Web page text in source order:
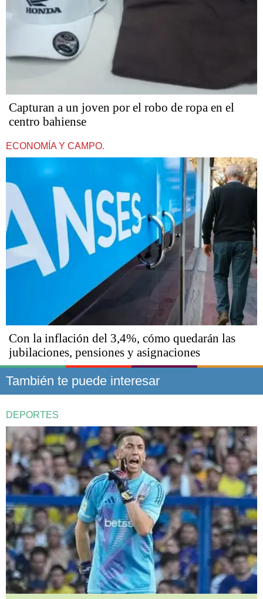
Capturan a un joven por el robo de ropa en el
centro bahiense
ECONOMÍA Y CAMPO.
Con la inflación del 3,4%, cómo quedarán las
jubilaciones, pensiones y asignaciones
También te puede interesar
DEPORTES